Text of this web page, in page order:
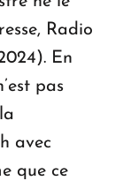
Radio
En
pas
avec
que ce